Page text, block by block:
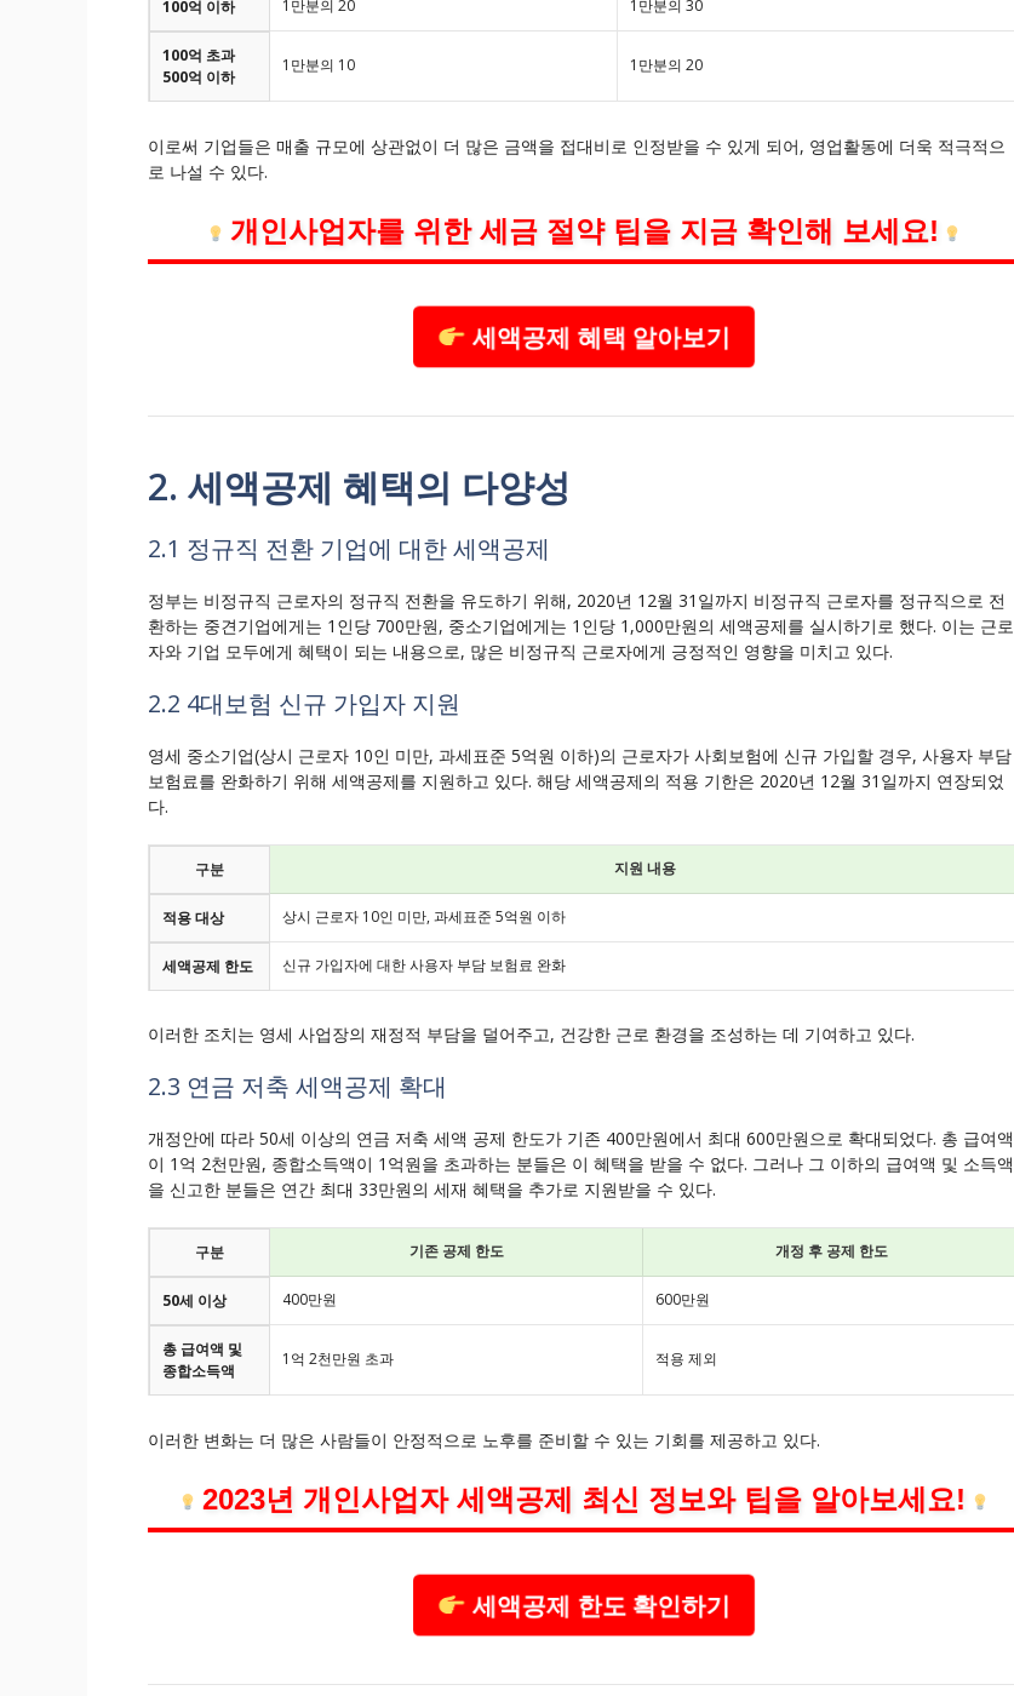
100억 이하 1만분의 20 1만분의 30
100억 초과
500억 이하
1만분의 10 1만분의 20
이로써 기업들은 매출 규모에 상관없이 더 많은 금액을 접대비로 인정받을 수 있게 되어, 영업활동에 더욱 적극적으
로 나설 수 있다.
개인사업자를 위한 세금 절약 팁을 지금 확인해 보세요!
세액공제 혜택 알아보기
2. 세액공제 혜택의 다양성
2.1 정규직 전환 기업에 대한 세액공제
정부는 비정규직 근로자의 정규직 전환을 유도하기 위해, 2020년 12월 31일까지 비정규직 근로자를 정규직으로 전
환하는 중견기업에게는 1인당 700만원, 중소기업에게는 1인당 1,000만원의 세액공제를 실시하기로 했다. 이는 근로
자와 기업 모두에게 혜택이 되는 내용으로, 많은 비정규직 근로자에게 긍정적인 영향을 미치고 있다.
2.2 4대보험 신규 가입자 지원
영세 중소기업(상시 근로자 10인 미만, 과세표준 5억원 이하)의 근로자가 사회보험에 신규 가입할 경우, 사용자 부담
보험료를 완화하기 위해 세액공제를 지원하고 있다. 해당 세액공제의 적용 기한은 2020년 12월 31일까지 연장되었
다.
구분 지원 내용
적용 대상 상시 근로자 10인 미만, 과세표준 5억원 이하
세액공제 한도 신규 가입자에 대한 사용자 부담 보험료 완화
이러한 조치는 영세 사업장의 재정적 부담을 덜어주고, 건강한 근로 환경을 조성하는 데 기여하고 있다.
2.3 연금 저축 세액공제 확대
개정안에 따라 50세 이상의 연금 저축 세액 공제 한도가 기존 400만원에서 최대 600만원으로 확대되었다. 총 급여액
이 1억 2천만원, 종합소득액이 1억원을 초과하는 분들은 이 혜택을 받을 수 없다. 그러나 그 이하의 급여액 및 소득액
을 신고한 분들은 연간 최대 33만원의 세재 혜택을 추가로 지원받을 수 있다.
구분 기존 공제 한도 개정 후 공제 한도
50세 이상 400만원 600만원
총 급여액 및
종합소득액
1억 2천만원 초과 적용 제외
이러한 변화는 더 많은 사람들이 안정적으로 노후를 준비할 수 있는 기회를 제공하고 있다.
2023년 개인사업자 세액공제 최신 정보와 팁을 알아보세요!
세액공제 한도 확인하기